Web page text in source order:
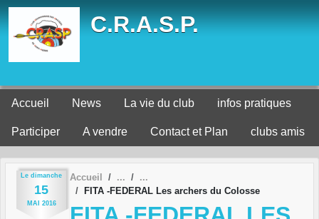
C.R.A.S.P.
Accueil News La vie du club infos pratiques
Participer A vendre Contact et Plan clubs amis
Le dimanche
15
MAI 2016
Accueil
FITA -FEDERAL Les archers du Colosse
Panneau de gestion des cookies